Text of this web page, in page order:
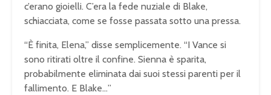
c’erano gioielli. C’era la fede nuziale di Blake,
schiacciata, come se fosse passata sotto una pressa.
“È finita, Elena,” disse semplicemente. “I Vance si
sono ritirati oltre il confine. Sienna è sparita,
probabilmente eliminata dai suoi stessi parenti per il
fallimento. E Blake…”